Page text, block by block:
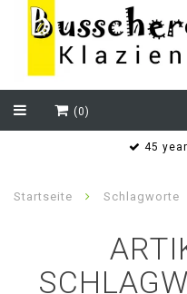
(0)
45
Startseite Schlagworte